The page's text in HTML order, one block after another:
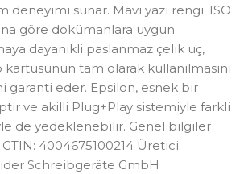
deneyimi sunar. Mavi yazi rengi. ISO
göre dokümanlara uygun
dayanikli paslanmaz çelik uç,
tam olarak kullanilmasini
garanti eder. Epsilon, esnek bir
ve akilli Plug+Play sistemiyle farkli
de yedeklenebilir. Genel bilgiler
4004675100214 Üretici:
Schreibgeräte GmbH